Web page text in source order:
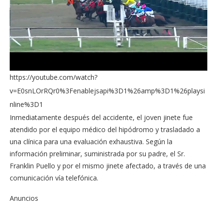
https://youtube.com/watch?
v=E0snLOrRQr0%3Fenablejsapi%3D1%26amp%3D1%26playsi
nline%3D1
Inmediatamente después del accidente, el joven jinete fue
atendido por el equipo médico del hipódromo y trasladado a
una clínica para una evaluación exhaustiva. Según la
información preliminar, suministrada por su padre, el Sr.
Franklin Puello y por el mismo jinete afectado, a través de una
comunicación vía telefónica.
Anuncios